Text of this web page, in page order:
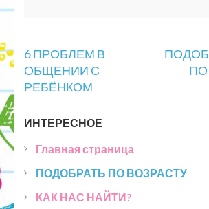
Навигация
по
записям
6 ПРОБЛЕМ В
ОБЩЕНИИ С
РЕБЁНКОМ
ПО
ИНТЕРЕСНОЕ
Главная страница
ПОДОБРАТЬ ПО ВОЗРАСТУ
КАК НАС НАЙТИ?